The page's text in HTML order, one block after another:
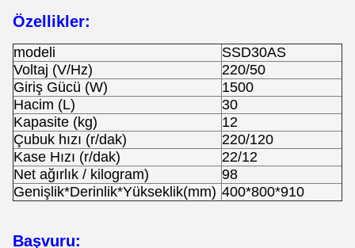
Özellikler:
modeli
SSD30AS
Voltaj (V/Hz)
220/50
Giriş Gücü (W)
1500
Hacim (L)
30
Kapasite (kg)
12
Çubuk hızı (r/dak)
220/120
Kase Hızı (r/dak)
22/12
Net ağırlık / kilogram)
98
Genişlik*Derinlik*Yükseklik(mm) 400*800*910
Başvuru: